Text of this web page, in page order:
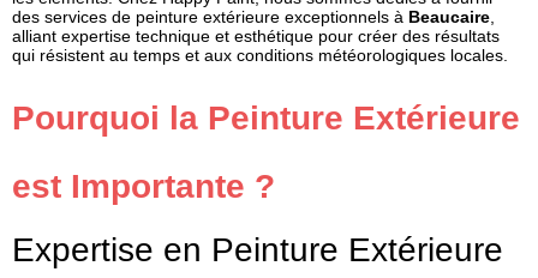
des services de peinture extérieure exceptionnels à Beaucaire
alliant expertise technique et esthétique pour créer des résultats
qui résistent au temps et aux conditions météorologiques locales.
Pourquoi la Peinture Extérieure
est Importante ?
Expertise en Peinture Extérieure